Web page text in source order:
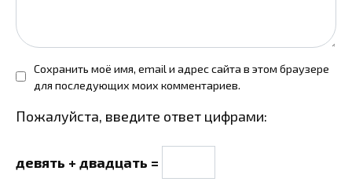
Сохранить моё имя, email и адрес сайта в этом браузере
для последующих моих комментариев.
Пожалуйста, введите ответ цифрами:
девять + двадцать =